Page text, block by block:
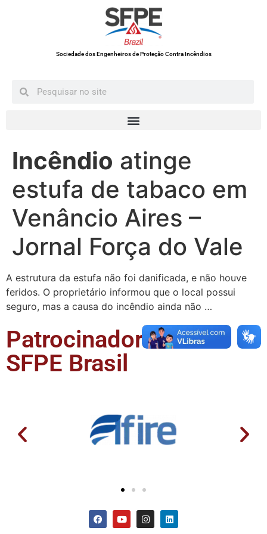
Sociedade dos Engenheiros de Proteção Contra Incêndios
Incêndio atinge
estufa de tabaco em
Venâncio Aires –
Jornal Força do Vale
A estrutura da estufa não foi danificada, e não houve
feridos. O proprietário informou que o local possui
seguro, mas a causa do incêndio ainda não …
Patrocinadores da
SFPE Brasil